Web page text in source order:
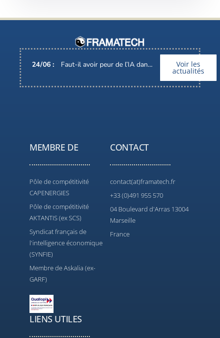
24/06 : Faut-il avoir peur de l’IA dans nos métiers ? Voir les
actualités
MEMBRE DE
Pôle de compétitivité
CAPENERGIES
Pôle de compétitivité
AKTANTIS (ex SCS)
Syndicat français de
l'intelligence économique
(SYNFIE)
Membre de Askalia (ex-
GARF)
CONTACT
contact(at)framatech.fr
+33 (0)491 955 570
04 Boulevard d'Arras 13004
Marseille
France
LIENS UTILES